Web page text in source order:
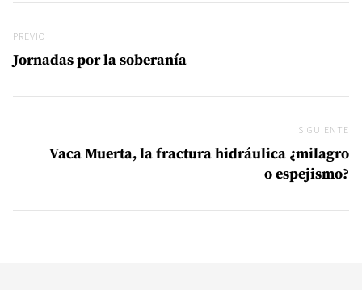
Previo
PREVIO
Jornadas por la soberanía
SIGUIENTE
Vaca Muerta, la fractura hidráulica ¿milagro
o espejismo?